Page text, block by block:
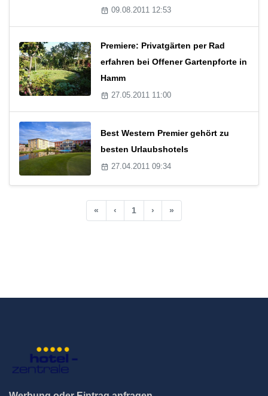
09.08.2011 12:53
Premiere: Privatgärten per Rad
erfahren bei Offener Gartenpforte in
Hamm
27.05.2011 11:00
Best Western Premier gehört zu
besten Urlaubshotels
27.04.2011 09:34
« ‹ 1 › »